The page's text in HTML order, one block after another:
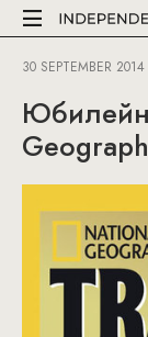
30 SEPTEMBER 2014